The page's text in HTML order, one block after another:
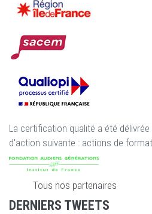
La certification qualité a été
d'action suivante : actions de
Tous nos partenaires
DERNIERS TWEETS